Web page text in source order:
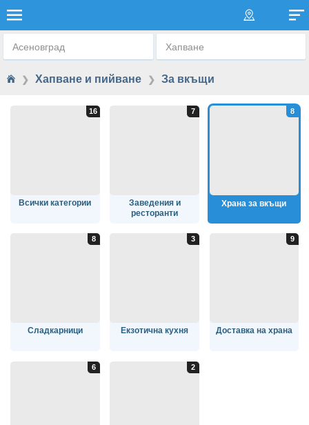
Асеновград Хапване
❯ Хапване и пийване ❯ За вкъщи
Всички категории
Заведения и
ресторанти
Храна за вкъщи
Сладкарници Екзотична кухня Доставка на храна